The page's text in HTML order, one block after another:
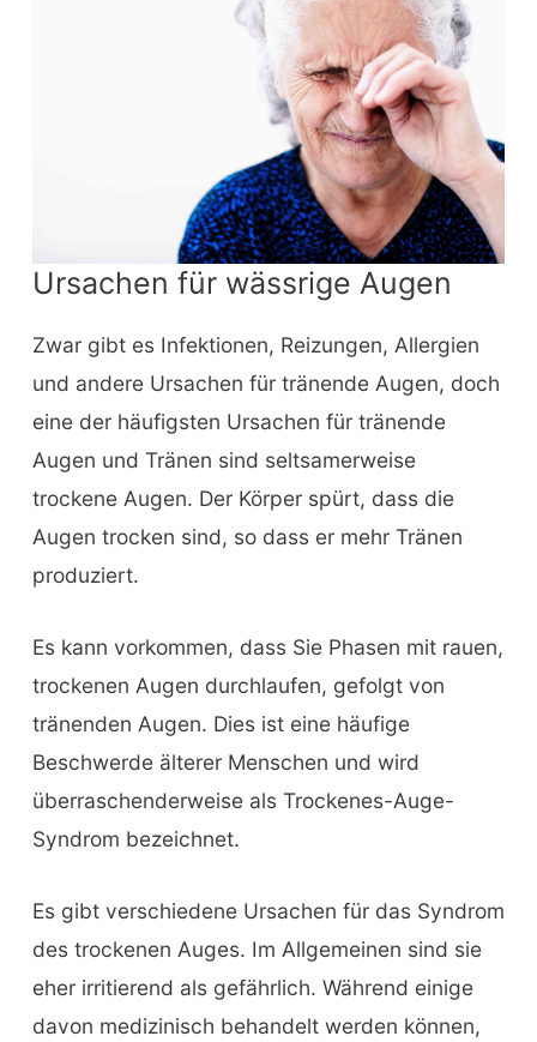
Ursachen für wässrige Augen
Zwar gibt es Infektionen, Reizungen, Allergien
und andere Ursachen für tränende Augen, doch
eine der häufigsten Ursachen für tränende
Augen und Tränen sind seltsamerweise
trockene Augen. Der Körper spürt, dass die
Augen trocken sind, so dass er mehr Tränen
produziert.
Es kann vorkommen, dass Sie Phasen mit rauen,
trockenen Augen durchlaufen, gefolgt von
tränenden Augen. Dies ist eine häufige
Beschwerde älterer Menschen und wird
überraschenderweise als Trockenes-Auge-
Syndrom bezeichnet.
Es gibt verschiedene Ursachen für das Syndrom
des trockenen Auges. Im Allgemeinen sind sie
eher irritierend als gefährlich. Während einige
davon medizinisch behandelt werden können,